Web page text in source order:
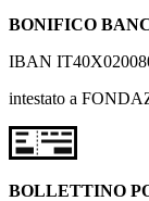
BONIFICO
IBAN
intestato a
BOLLETTINO